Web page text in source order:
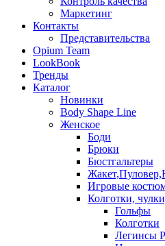
Маркетинг
Контакты
Представительства
Opium Team
LookBook
Тренды
Каталог
Новинки
Body Shape Line
Женское
Боди
Брюки
Бюстгальтеры
Игровые
Колготки,
Гольфы
Колготки
Легинсы